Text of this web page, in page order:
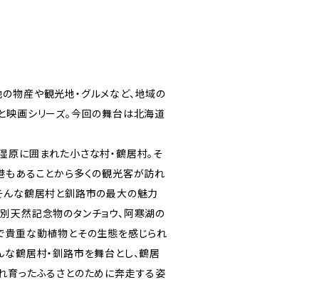
物産や観光地・グルメなど、地域の
映画シリーズ。今回の舞台は北海道
原に囲まれた小さな村・鶴居村。そ
もあることから多くの観光客が訪れ
んな鶴居村と釧路市の最大の魅力
天然記念物のタンチョウ、阿寒湖の
貴重な動植物とその生態を感じられ
鶴居村・釧路市を舞台とし、鶴居
育ったふるさとのために奔走する姿